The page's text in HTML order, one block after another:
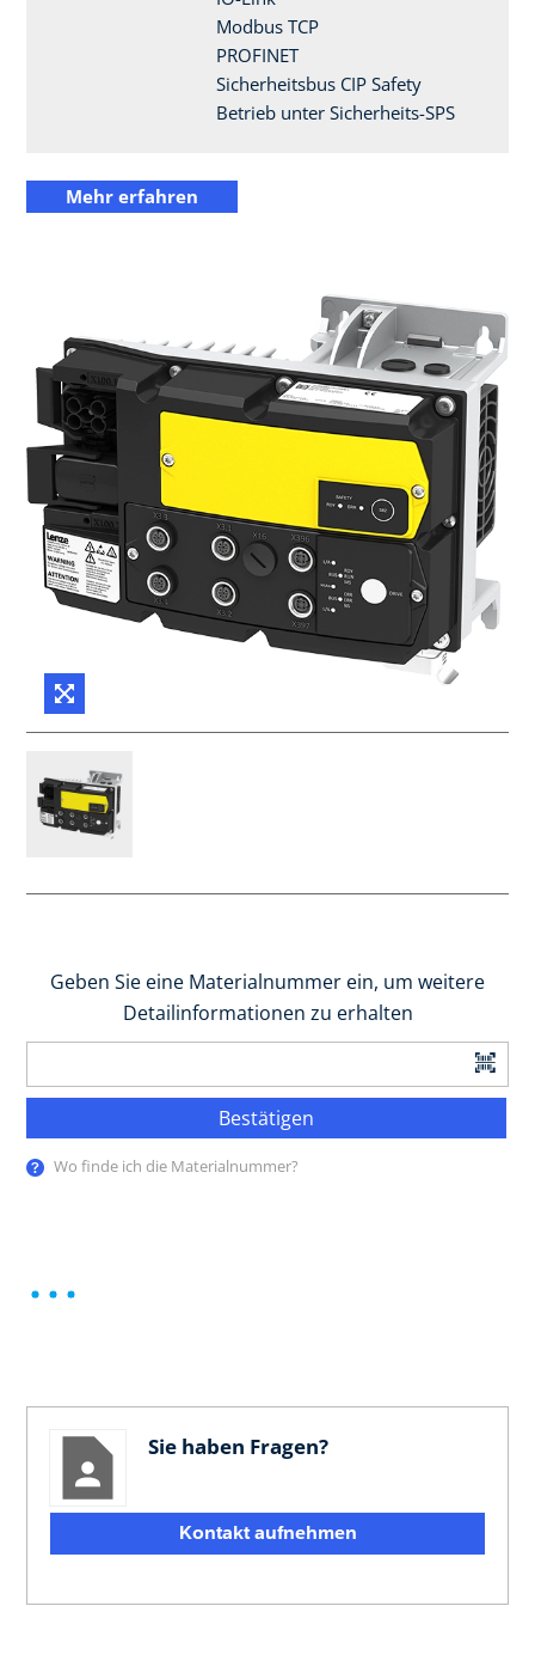
Modbus TCP
PROFINET
Sicherheitsbus CIP Safety
Betrieb unter Sicherheits-SPS
Mehr erfahren
Geben Sie eine Materialnummer ein, um weitere
Detailinformationen zu erhalten
Bestätigen
Wo finde ich die Materialnummer?
Sie haben Fragen?
Kontakt aufnehmen